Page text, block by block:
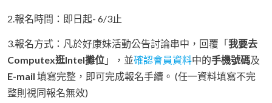
2.報名時間：即日起- 6/3止
3.報名方式：凡於好康妹活動公告討論串中，回覆「我要去
Computex逛Intel攤位 」，並確認會員資料中的手機號碼及
E-mail 填寫完整，即可完成報名手續。 (任一資料填寫不完
整則視同報名無效)